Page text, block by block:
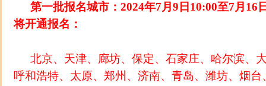
第一批报名城市：2024年7月9日10:00至7月16
将开通报名：
北京、天津、廊坊、保定、石家庄、哈尔滨、
呼和浩特、太原、郑州、济南、青岛、潍坊、烟